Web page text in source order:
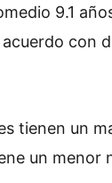
9.1
con
tienen un
un menor